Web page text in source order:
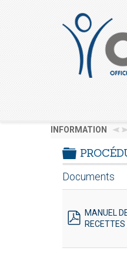
Avis &
CGMaP POUR LE
INFORMATION
folder
Documents
pdf
MANUEL